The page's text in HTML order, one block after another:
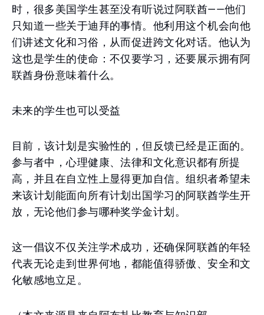
时，很多美国学生甚至没有听说过阿联酋——他们
只知道一些关于迪拜的事情。他利用这个机会向他
们讲述文化和习俗，从而促进跨文化对话。他认为
这也是学生的使命：不仅要学习，还要展示拥有阿
联酋身份意味着什么。
未来的学生也可以受益
目前，该计划是实验性的，但反馈已经是正面的。
参与者中，心理健康、法律和文化意识都有所提
高，并且在自立性上显得更加自信。组织者希望未
来该计划能面向所有计划出国学习的阿联酋学生开
放，无论他们参与哪种奖学金计划。
这一倡议不仅关注学术成功，还确保阿联酋的年轻
代表无论走到世界何地，都能值得骄傲、安全和文
化敏感地立足。